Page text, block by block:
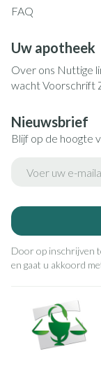
FAQ
Uw apotheek
Over ons Nuttige
wachtVoorschrift
Nieuwsbrief
Blijf op de hoogte
Door op inschrijven
en gaat u akkoord